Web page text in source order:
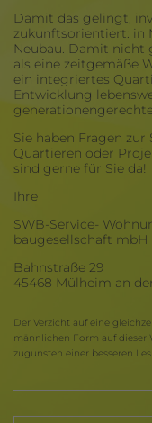
Damit das gelingt,
zukunftsorientiert: in
Neubau. Damit nicht
als eine zeitgemäße
ein integriertes
Entwicklung
Sie haben Fragen zur
Quartieren oder
sind gerne für Sie da!
Ihre
SWB-Service-
baugesellschaft mbH
Bahnstraße 29
45468 Mülheim an
Der Verzicht auf eine
männlichen Form auf dieser
zugunsten einer besseren